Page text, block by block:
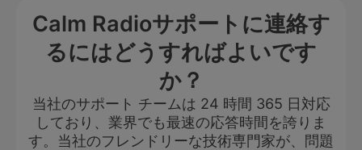
Calm Radioサポートに連絡す
るにはどうすればよいです
か？
当社のサポート チームは 24 時間 365 日対応
しており、業界でも最速の応答時間を誇りま
す。当社のフレンドリーな技術専門家が、問題